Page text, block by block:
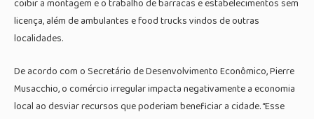
coibir a montagem e o trabalho de barracas e estabelecimentos sem
licença, além de ambulantes e food trucks vindos de outras
localidades.
De acordo com o Secretário de Desenvolvimento Econômico, Pierre
Musacchio, o comércio irregular impacta negativamente a economia
local ao desviar recursos que poderiam beneficiar a cidade. “Esse